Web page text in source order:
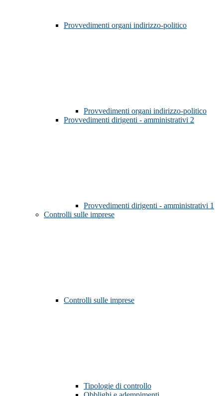
Provvedimenti organi indirizzo-politico
Provvedimenti organi indirizzo-politico
Provvedimenti dirigenti - amministrativi 2
Provvedimenti dirigenti - amministrativi 1
Controlli sulle imprese
Controlli sulle imprese
Tipologie di controllo